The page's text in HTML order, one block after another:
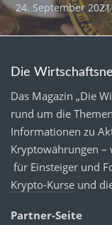
24. September 2021
Die
Das Magazin „Die
rund um die
Informationen zu
Kryptowährungen –
für Einsteiger und
Krypto-Kurse und
Partner-Seite